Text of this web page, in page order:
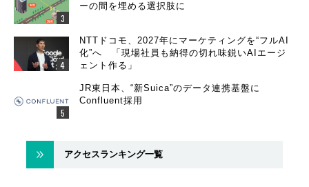
ーの間を埋める選択肢に
NTTドコモ、2027年にマーケティングを“フルAI
化”へ 「現場社員も納得の切れ味鋭いAIエージ
ェント作る」
JR東日本、“新Suica”のデータ連携基盤に
Confluent採用
アクセスランキング一覧